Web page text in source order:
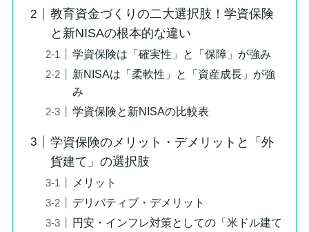
教育資金づくりの二大選択肢！学資保険
と新NISAの根本的な違い
学資保険は「確実性」と「保障」が強み
新NISAは「柔軟性」と「資産成長」が強
み
学資保険と新NISAの比較表
学資保険のメリット・デメリットと「外
貨建て」の選択肢
メリット
デリバティブ・デメリット
円安・インフレ対策としての「米ドル建て